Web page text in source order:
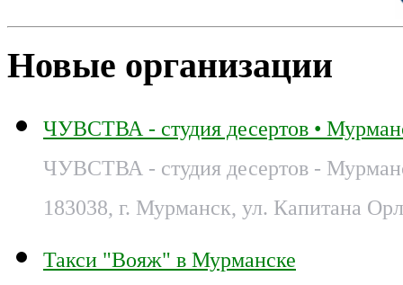
Новые организации
ЧУВСТВА - студия десертов •
ЧУВСТВА - студия десертов -
183038, г. Мурманск, ул. Капитана
Такси "Вояж" в Мурманске